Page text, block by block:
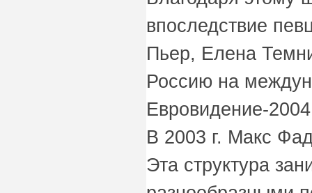
впоследствие
Пьер, Елена
Россию на
Евровидение-
В 2003 г. Макс
Эта структура